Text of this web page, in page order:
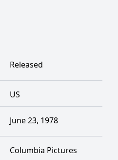
Released
US
June 23, 1978
Columbia Pictures